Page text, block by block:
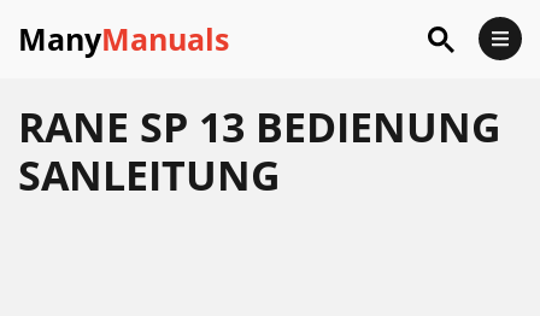
ManyManuals
RANE SP 13 BEDIENUNG
SANLEITUNG